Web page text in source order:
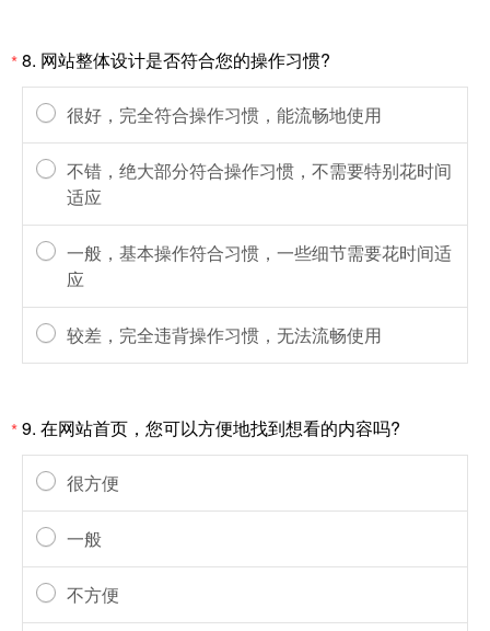
*8. 网站整体设计是否符合您的操作习惯?
很好，完全符合操作习惯，能流畅地使用
不错，绝大部分符合操作习惯，不需要特别花时间
适应
一般，基本操作符合习惯，一些细节需要花时间适
应
较差，完全违背操作习惯，无法流畅使用
*9. 在网站首页，您可以方便地找到想看的内容吗?
很方便
一般
不方便